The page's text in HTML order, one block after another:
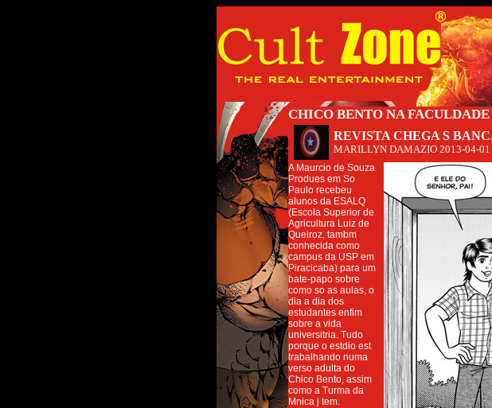
CHICO BENTO NA FACULDADE
REVISTA CHEGA S
MARILLYN DAMAZIO 2013-04-01
A Maurcio de Souza
Produes em So
Paulo recebeu
alunos da ESALQ
(Escola Superior de
Agricultura Luiz de
Queiroz, tambm
conhecida como
campus da USP em
Piracicaba) para um
bate-papo sobre
como so as aulas, o
dia a dia dos
estudantes enfim
sobre a vida
universitria. Tudo
porque o estdio est
trabalhando numa
verso adulta do
Chico Bento, assim
como a Turma da
Mnica j tem.